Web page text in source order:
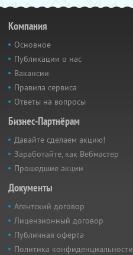
Компания
Основное
Публикации о нас
Вакансии
Правила сервиса
Ответы на вопросы
Бизнес-Партнёрам
Давайте сделаем акцию!
Заработайте, как Вебмастер
Прошедшие акции
Документы
Агентский договор
Лицензионный договор
Публичная оферта
Политика конфиденциальности